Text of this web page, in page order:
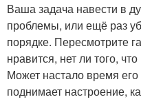
Ваша задача навести в
проблемы, или ещё раз
порядке. Пересмотрите
нравится, нет ли того,
Может настало время
поднимает настроение,